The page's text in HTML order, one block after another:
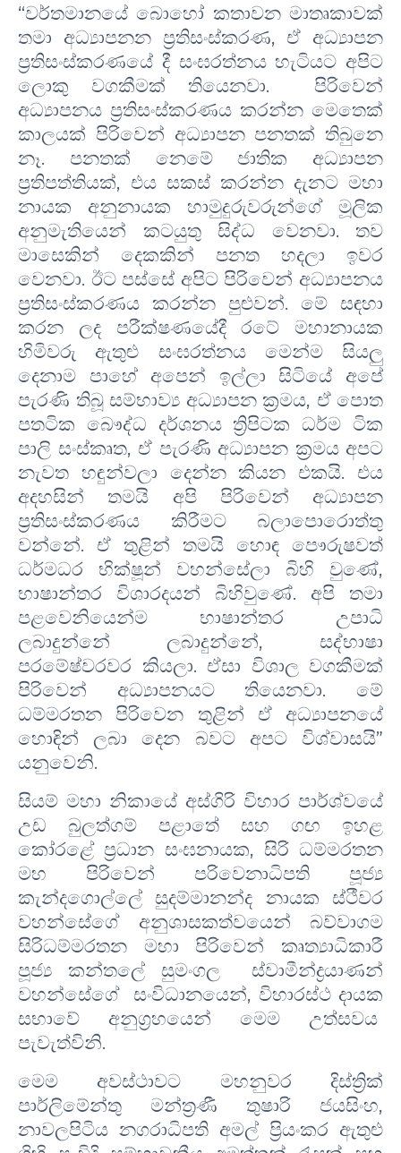
“වර්තමානයේ බොහෝ කතාවන මාතෘකාවක්
තමා අධ්‍යාපනන ප්‍රතිසංස්කරණ, ඒ අධ්‍යාපන
ප්‍රතිසංස්කරණයේ දී සංඝරත්නය හැටියට අපිට
ලොකු වගකීමක් තියෙනවා. පිරිවෙන්
අධ්‍යාපනය ප්‍රතිසංස්කරණය කරන්න මෙතෙක්
කාලයක් පිරිවෙන් අධ්‍යාපන පනතක් තිබුනෙ
නෑ.
පනතක් නෙමේ ජාතික අධ්‍යාපන
ප්‍රතිපත්තියක්, එය සකස් කරන්න දැනට මහා
නායක අනුනායක හාමුදුරුවරුන්ගේ මූලික
අනුමැතියෙන් කටයුතු සිද්ධ වෙනවා. තව
මාසෙකින් දෙකකින් පනත හදලා ඉවර
වෙනවා. ඊට පස්සේ අපිට පිරිවෙන් අධ්‍යාපනය
ප්‍රතිසංස්කරණය කරන්න පුළුවන්. මේ සඳහා
කරන ලද පරීක්ෂණයේදී රටේ මහානායක
හිමිවරු ඇතුළු සංඝරත්නය මෙන්ම සියලු
දෙනාම පාහේ අපෙන් ඉල්ලා සිටියේ අපේ
පැරණි තිබූ සම්භාව්‍ය අධ්‍යාපන ක්‍රමය, ඒ පොත
පතටික බෞද්ධ දර්ශනය ත්‍රිපිටක ධර්ම ටික
පාලි සංස්කෘත, ඒ පැරණි අධ්‍යාපන ක්‍රමය අපට
නැවත හඳුන්වලා දෙන්න කියන එකයි.
එය
අදහසින් තමයි අපි පිරිවෙන් අධ්‍යාපන
ප්‍රතිසංස්කරණය කිරීමට බලාපොරොත්තු
වන්නේ. ඒ තුළින් තමයි හොඳ පෞරුෂවත්
ධර්මධර භික්ෂූන් වහන්සේලා බිහි වුණේ,
භාෂාන්තර විශාරදයන් බිහිවුණේ. අපි තමා
පළවෙනියෙන්ම භාෂාන්තර උපාධි
ලබාදුන්නේ ලබාදුන්නේ, සද්භාෂා
පරමේෂ්වරවර කියලා. ඒසා විශාල වගකීමක්
පිරිවෙන් අධ්‍යාපනයට තියෙනවා. මේ
ධම්මරතන පිරිවෙන තුළින් ඒ අධ්‍යාපනයේ
හොඳින් ලබා දෙන බවට අපට විශ්වාසයි”
යනුවෙනි.
සියම් මහා නිකායේ අස්ගිරි විහාර පාර්ශ්වයේ
උඩ බුලත්ගම් පළාතේ සහ ගඟ ඉහළ
කෝරළේ ප්‍රධාන සංඝනායක, සිරි ධම්මරතන
මහ පිරිවෙන් පරිවෙනාධිපති පූජ්‍ය
කැන්දගොල්ලේ සුදම්මානන්ද නායක ස්ථීවර
වහන්සේගේ අනුශාසකත්වයෙන් බව්වාගම
සිරිධම්මරතන මහා පිරිවෙන් කෘත්‍යාධිකාරී
පූජ්‍ය කන්තලේ සුමංගල ස්වාමීන්ද්‍රයාණන්
වහන්සේගේ සංවිධානයෙන්, විහාරස්ථ දායක
සභාවේ අනුග්‍රහයෙන් මෙම උත්සවය
පැවැත්විනි.
මෙම අවස්ථාවට මහනුවර දිස්ත්‍රික්
පාර්ලිමේන්තු මන්ත්‍රණී තුෂාරි ජයසිංහ,
නාවලපිටිය නගරාධිපති අමල් ප්‍රියංකර ඇතුළු